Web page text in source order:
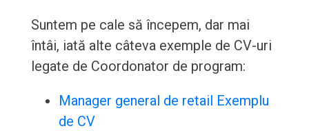
Suntem pe cale să începem, dar mai
întâi, iată alte câteva exemple de CV-uri
legate de Coordonator de program:
Manager general de retail Exemplu
de CV